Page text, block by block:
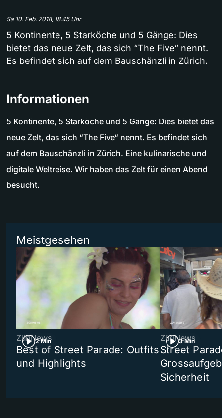
Sa 10. Feb. 2018, 18.45 Uhr
5 Kontinente, 5 Starköche und 5 Gänge: Dies
bietet das neue Zelt, das sich “The Five“ nennt.
Es befindet sich auf dem Bauschänzli in Zürich.
Informationen
5 Kontinente, 5 Starköche und 5 Gänge: Dies bietet das
neue Zelt, das sich “The Five“ nennt. Es befindet sich
auf dem Bauschänzli in Zürich. Eine kulinarische und
digitale Weltreise. Wir haben das Zelt für einen Abend
besucht.
Meistgesehen
2 Min
ZüriNews
Best of Street Parade: Outfits
und Highlights
3 Min
ZüriNews
Street
Sicherheit